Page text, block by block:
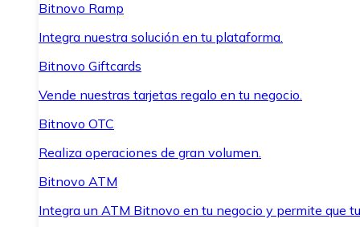
Bitnovo Ramp
Integra nuestra solución en tu plataforma.
Bitnovo Giftcards
Vende nuestras tarjetas regalo en tu negocio.
Bitnovo OTC
Realiza operaciones de gran volumen.
Bitnovo ATM
Integra un ATM Bitnovo en tu negocio y permite que